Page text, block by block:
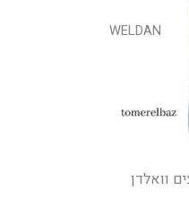
WELDAN
וואלדן